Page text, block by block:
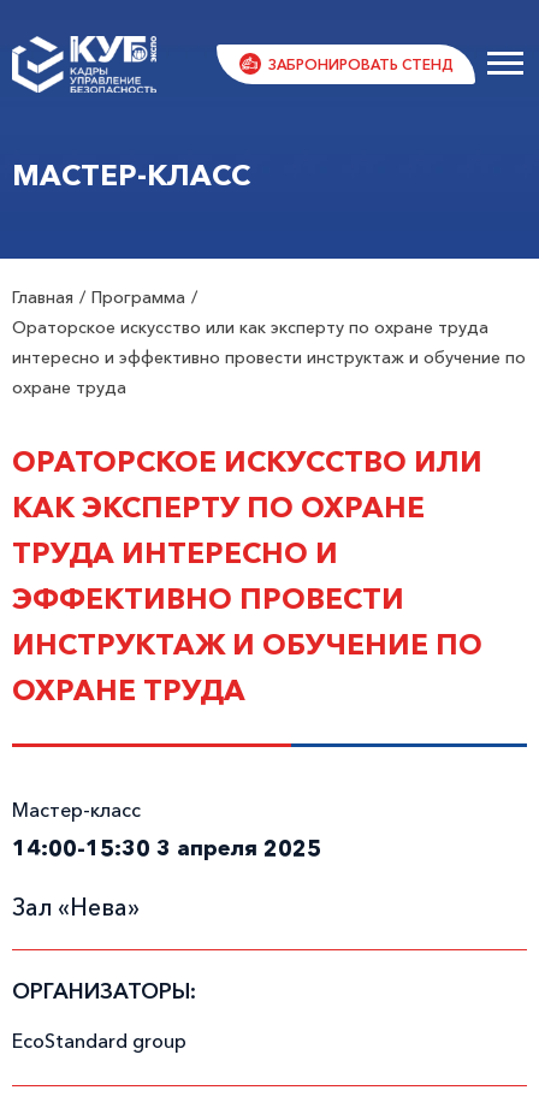
ЗАБРОНИРОВАТЬ СТЕНД
МАСТЕР-КЛАСС
Главная
Программа
Ораторское искусство или как эксперту по охране труда
интересно и эффективно провести инструктаж и обучение по
охране труда
ОРАТОРСКОЕ ИСКУССТВО ИЛИ
КАК ЭКСПЕРТУ ПО ОХРАНЕ
ТРУДА ИНТЕРЕСНО И
ЭФФЕКТИВНО ПРОВЕСТИ
ИНСТРУКТАЖ И ОБУЧЕНИЕ ПО
ОХРАНЕ ТРУДА
Мастер-класс
14:00-15:30 3 апреля 2025
Зал «Нева»
ОРГАНИЗАТОРЫ:
EcoStandard group